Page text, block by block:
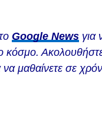
Google News για
κόσμο.
να μαθαίνετε σε